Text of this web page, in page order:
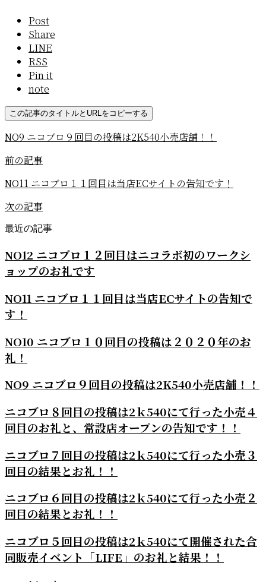
Post
Share
LINE
RSS
Pin it
note
この記事のタイトルとURLをコピーする
NO9 ニコブロ９回目の投稿は2K540小売店舗！！
前の記事
NO11 ニコブロ１１回目は当店ECサイトの告知です！
次の記事
最近の記事
NO12 ニコブロ１２回目はニコラボ初のワークシ
ョップのお礼です
NO11 ニコブロ１１回目は当店ECサイトの告知で
す！
NO10 ニコブロ１０回目の投稿は２０２０年のお
礼！
NO9 ニコブロ９回目の投稿は2K540小売店舗！！
ニコブロ８回目の投稿は2ｋ540にて行った小売４
回目のお礼と、常設店オープンの告知です！！
ニコブロ７回目の投稿は2ｋ540にて行った小売３
回目の結果とお礼！！
ニコブロ６回目の投稿は2ｋ540にて行った小売２
回目の結果とお礼！！
ニコブロ５回目の投稿は2ｋ540にて開催された合
同販売イベント「LIFE」のお礼と結果！！